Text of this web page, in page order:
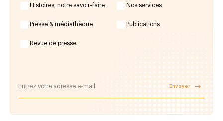
Histoires, notre savoir-faire Nos services
Presse & médiathèque Publications
Revue de presse
Envoyer